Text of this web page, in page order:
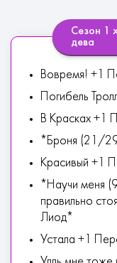
Сезон 1
дева
Вовремя! +1
Погибель
В Красках +1
*Броня (21/
Красивый +1
*Научи меня
правильно
Лиод*
Устала +1